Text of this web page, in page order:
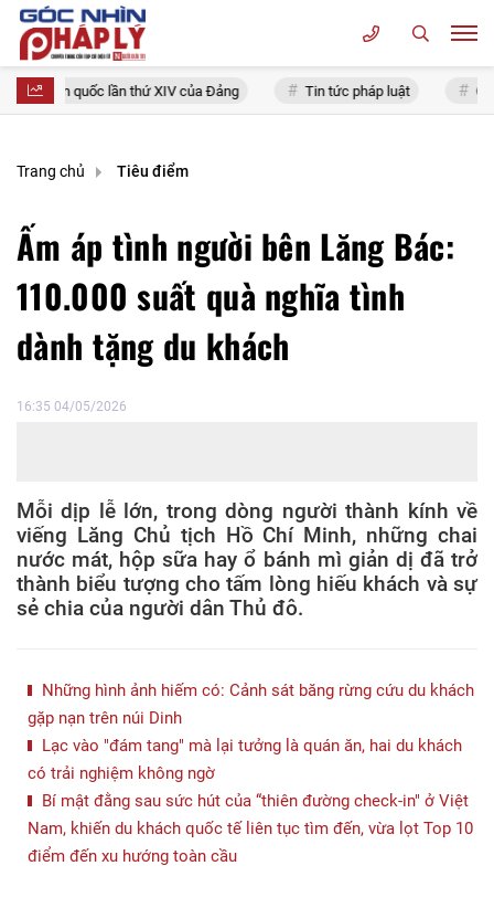
toàn quốc lần thứ XIV của Đảng Tin tức pháp luật Chính
Trang chủ Tiêu điểm
Ấm áp tình người bên Lăng Bác:
110.000 suất quà nghĩa tình
dành tặng du khách
16:35 04/05/2026
Mỗi dịp lễ lớn, trong dòng người thành kính về
viếng Lăng Chủ tịch Hồ Chí Minh, những chai
nước mát, hộp sữa hay ổ bánh mì giản dị đã trở
thành biểu tượng cho tấm lòng hiếu khách và sự
sẻ chia của người dân Thủ đô.
Những hình ảnh hiếm có: Cảnh sát băng rừng cứu du khách
gặp nạn trên núi Dinh
Lạc vào "đám tang" mà lại tưởng là quán ăn, hai du khách
có trải nghiệm không ngờ
Bí mật đằng sau sức hút của “thiên đường check-in" ở Việt
Nam, khiến du khách quốc tế liên tục tìm đến, vừa lọt Top 10
điểm đến xu hướng toàn cầu